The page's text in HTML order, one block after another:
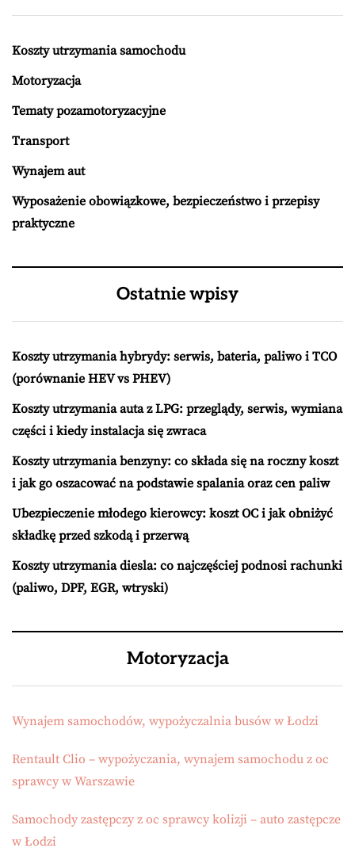
Koszty utrzymania samochodu
Motoryzacja
Tematy pozamotoryzacyjne
Transport
Wynajem aut
Wyposażenie obowiązkowe, bezpieczeństwo i przepisy
praktyczne
Ostatnie wpisy
Koszty utrzymania hybrydy: serwis, bateria, paliwo i TCO
(porównanie HEV vs PHEV)
Koszty utrzymania auta z LPG: przeglądy, serwis, wymiana
części i kiedy instalacja się zwraca
Koszty utrzymania benzyny: co składa się na roczny koszt
i jak go oszacować na podstawie spalania oraz cen paliw
Ubezpieczenie młodego kierowcy: koszt OC i jak obniżyć
składkę przed szkodą i przerwą
Koszty utrzymania diesla: co najczęściej podnosi rachunki
(paliwo, DPF, EGR, wtryski)
Motoryzacja
Wynajem samochodów, wypożyczalnia busów w Łodzi
Rentault Clio – wypożyczania, wynajem samochodu z oc
sprawcy w Warszawie
Samochody zastępczy z oc sprawcy kolizji – auto zastępcze
w Łodzi